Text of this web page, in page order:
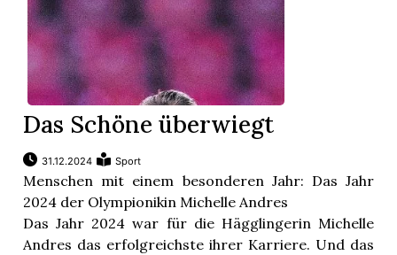
Das Schöne überwiegt
31.12.2024 Sport
Menschen mit einem besonderen Jahr: Das Jahr
2024 der Olympionikin Michelle Andres
Das Jahr 2024 war für die Hägglingerin Michelle
Andres das erfolgreichste ihrer Karriere. Und das